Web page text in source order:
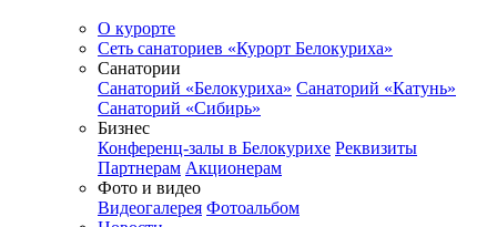
О курорте
Сеть санаториев «Курорт Белокуриха»
Санатории
Санаторий «Белокуриха» Санаторий «Катунь»
Санаторий «Сибирь»
Бизнес
Конференц-залы в Белокурихе Реквизиты
Партнерам Акционерам
Фото и видео
Видеогалерея Фотоальбом